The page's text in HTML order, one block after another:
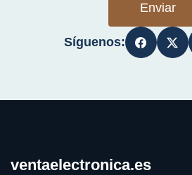
Enviar
Síguenos:
ventaelectronica.es